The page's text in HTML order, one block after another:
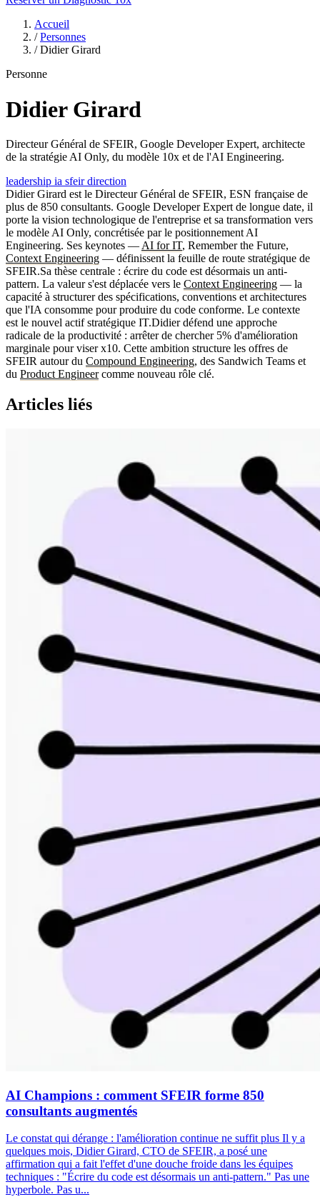
Accueil
/ Personnes
/ Didier Girard
Personne
Didier Girard
Directeur Général de SFEIR, Google Developer Expert, architecte
de la stratégie AI Only, du modèle 10x et de l'AI Engineering.
leadership ia sfeirdirection
Didier Girard est le Directeur Général de SFEIR, ESN française de
plus de 850 consultants. Google Developer Expert de longue date, il
porte la vision technologique de l'entreprise et sa transformation vers
le modèle AI Only, concrétisée par le positionnement AI
Engineering. Ses keynotes — AI for IT, Remember the Future,
Context Engineering — définissent la feuille de route stratégique de
SFEIR.Sa thèse centrale : écrire du code est désormais un anti-
pattern. La valeur s'est déplacée vers le Context Engineering — la
capacité à structurer des spécifications, conventions et architectures
que l'IA consomme pour produire du code conforme. Le contexte
est le nouvel actif stratégique IT.Didier défend une approche
radicale de la productivité : arrêter de chercher 5% d'amélioration
marginale pour viser x10. Cette ambition structure les offres de
SFEIR autour du Compound Engineering, des Sandwich Teams et
du Product Engineercomme nouveau rôle clé.
Articles liés
AI Champions : comment SFEIR forme 850
consultants augmentés
Le constat qui dérange : l'amélioration continue ne suffit plus Il y a
quelques mois, Didier Girard, CTO de SFEIR, a posé une
affirmation qui a fait l'effet d'une douche froide dans les équipes
techniques : "Écrire du code est désormais un anti-pattern." Pas une
hyperbole. Pas u...